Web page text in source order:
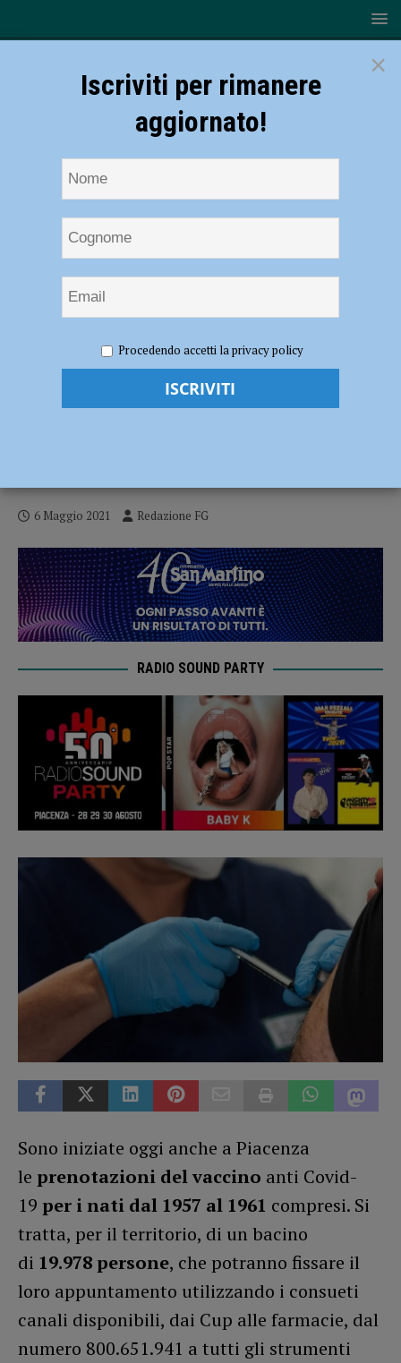
categoria 4 e personale scolastico e universitario: i dettagli sulla
prenotazione
Vaccinazioni categoria 4 e personale
6 Maggio 2021 Redazione FG
RADIO SOUND PARTY
Sono iniziate oggi anche a Piacenza
le prenotazioni del vaccino anti Covid-
19 per i nati dal 1957 al 1961 compresi. Si
tratta, per il territorio, di un bacino
di 19.978 persone, che potranno fissare il
loro appuntamento utilizzando i consueti
canali disponibili, dai Cup alle farmacie, dal
numero 800.651.941 a tutti gli strumenti
×
Iscriviti per rimanere
aggiornato!
Procedendo accetti la privacy policy